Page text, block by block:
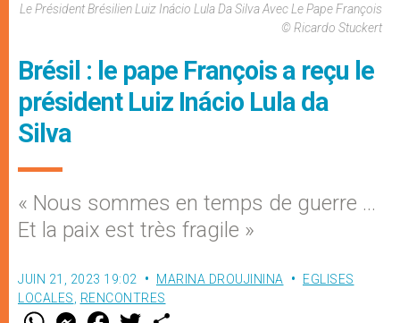
Le Président Brésilien Luiz Inácio Lula Da Silva Avec Le Pape François
© Ricardo Stuckert
Brésil : le pape François a reçu le
président Luiz Inácio Lula da
Silva
« Nous sommes en temps de guerre …
Et la paix est très fragile »
JUIN 21, 2023 19:02 MARINA DROUJININA
EGLISES
LOCALES
RENCONTRES
W M F